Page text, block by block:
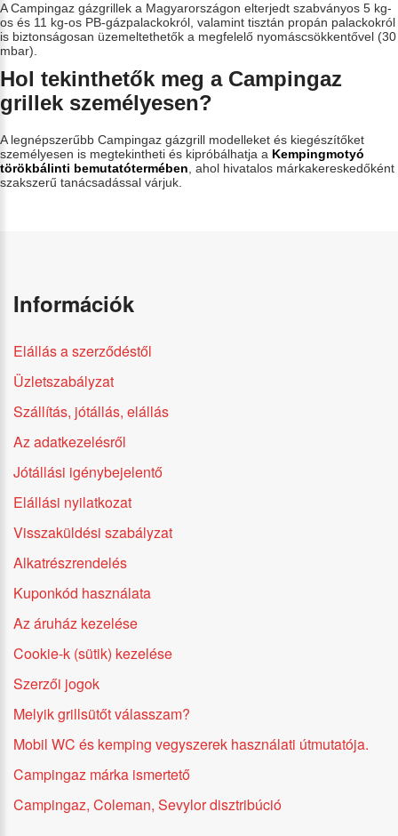
A Campingaz gázgrillek a Magyarországon elterjedt szabványos 5 kg-
os és 11 kg-os PB-gázpalackokról, valamint tisztán propán palackokról
is biztonságosan üzemeltethetők a megfelelő nyomáscsökkentővel (30
mbar).
Hol tekinthetők meg a Campingaz
grillek személyesen?
A legnépszerűbb Campingaz gázgrill modelleket és kiegészítőket
személyesen is megtekintheti és kipróbálhatja a Kempingmotyó
törökbálinti bemutatótermében, ahol hivatalos márkakereskedőként
szakszerű tanácsadással várjuk.
Információk
Elállás a szerződéstől
Üzletszabályzat
Szállítás, jótállás, elállás
Az adatkezelésről
Jótállási igénybejelentő
Elállási nyilatkozat
Visszaküldési szabályzat
Alkatrészrendelés
Kuponkód használata
Az áruház kezelése
Cookie-k (sütik) kezelése
Szerzői jogok
Melyik grillsütőt válasszam?
Mobil WC és kemping vegyszerek használati útmutatója.
Campingaz márka ismertető
Campingaz, Coleman, Sevylor disztribúció